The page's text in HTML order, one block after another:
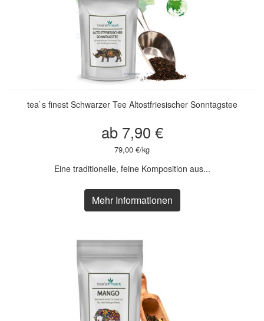
tea`s finest Schwarzer Tee Altostfriesischer Sonntagstee
ab 7,90 €
79,00 €/kg
Eine traditionelle, feine Komposition aus...
Mehr Informationen